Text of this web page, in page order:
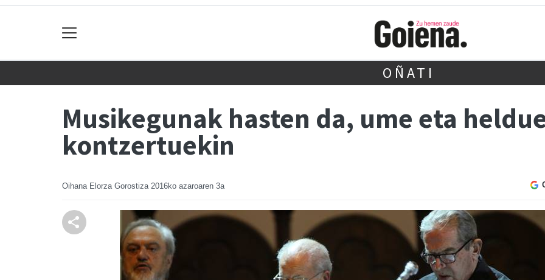
OÑATI
Musikegunak hasten da, ume eta
kontzertuekin
Oihana Elorza Gorostiza 2016ko azaroaren 3a